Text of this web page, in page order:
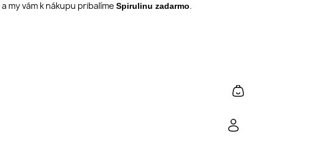
a my vám k nákupu pribalíme Spirulinu zadarmo.
shopping_cart